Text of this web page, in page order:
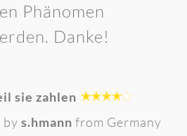
Phänomen
Danke!
sie zahlen
by s.hmann from Germany